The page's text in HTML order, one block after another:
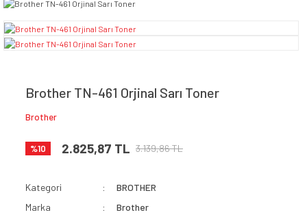
Brother TN-461 Orjinal Sarı Toner
Brother
%10 2.825,87 TL 3.139,86 TL
Kategori
BROTHER
Marka
Brother